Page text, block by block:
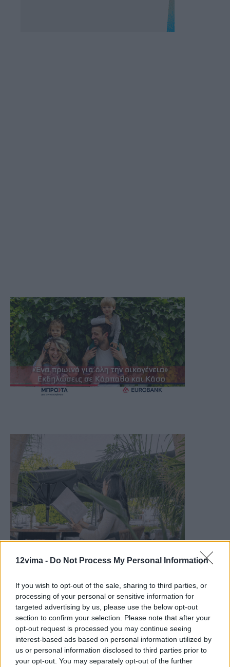
12vima - Do Not Process My Personal Information
If you wish to opt-out of the sale, sharing to third parties, or
processing of your personal or sensitive information for
targeted advertising by us, please use the below opt-out
section to confirm your selection. Please note that after your
opt-out request is processed you may continue seeing
interest-based ads based on personal information utilized by
us or personal information disclosed to third parties prior to
your opt-out. You may separately opt-out of the further